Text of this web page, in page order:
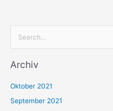
c
n
Archiv
Oktober 2021
September 2021